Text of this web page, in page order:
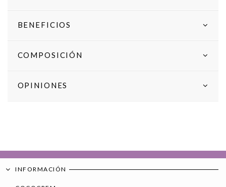
BENEFICIOS
COMPOSICIÓN
OPINIONES
INFORMACIÓN